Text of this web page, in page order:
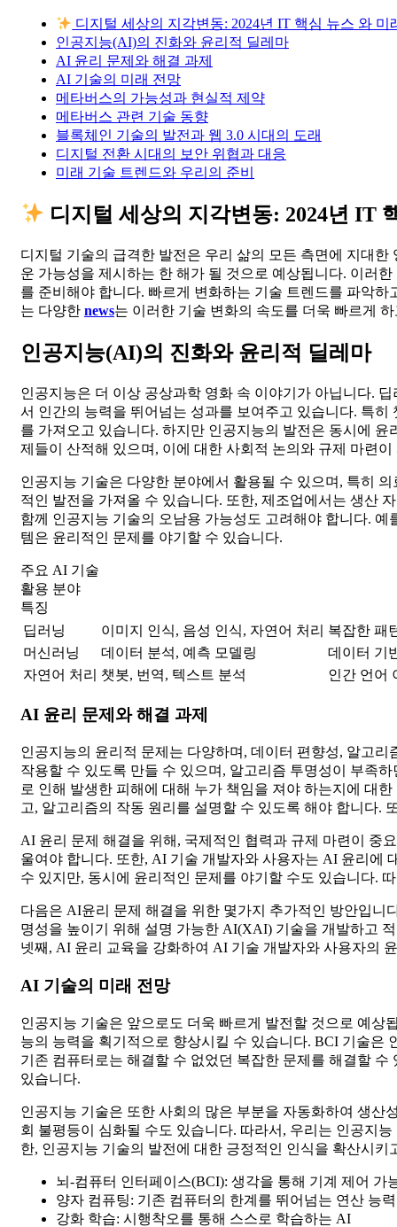
디지털 세상의 지각변동: 2024년 IT 핵심 뉴스 와
인공지능(AI)의 진화와 윤리적 딜레마
AI 윤리 문제와 해결 과제
AI 기술의 미래 전망
메타버스의 가능성과 현실적 제약
메타버스 관련 기술 동향
블록체인 기술의 발전과 웹 3.0 시대의 도래
디지털 전환 시대의 보안 위협과 대응
미래 기술 트렌드와 우리의 준비
디지털 세상의 지각변동: 2024년 IT
디지털 기술의 급격한 발전은 우리 삶의 모든 측면에 지대
운 가능성을 제시하는 한 해가 될 것으로 예상됩니다. 이러
를 준비해야 합니다. 빠르게 변화하는 기술 트렌드를 파악
는 다양한 news는 이러한 기술 변화의 속도를 더욱 빠르게
인공지능(AI)의 진화와 윤리적 딜레마
인공지능은 더 이상 공상과학 영화 속 이야기가 아닙니다.
서 인간의 능력을 뛰어넘는 성과를 보여주고 있습니다. 특
를 가져오고 있습니다. 하지만 인공지능의 발전은 동시에
제들이 산적해 있으며, 이에 대한 사회적 논의와 규제 마련이
인공지능 기술은 다양한 분야에서 활용될 수 있으며, 특히
적인 발전을 가져올 수 있습니다. 또한, 제조업에서는 생산
함께 인공지능 기술의 오남용 가능성도 고려해야 합니다.
템은 윤리적인 문제를 야기할 수 있습니다.
주요 AI 기술
활용 분야
특징
딥러닝
이미지 인식, 음성 인식, 자연어 처리 복잡한 패
머신러닝
데이터 분석, 예측 모델링
데이터 기
자연어 처리 챗봇, 번역, 텍스트 분석 인간 언어
AI 윤리 문제와 해결 과제
인공지능의 윤리적 문제는 다양하며, 데이터 편향성, 알고
작용할 수 있도록 만들 수 있으며, 알고리즘 투명성이 부족
로 인해 발생한 피해에 대해 누가 책임을 져야 하는지에 대
고, 알고리즘의 작동 원리를 설명할 수 있도록 해야 합니다.
AI 윤리 문제 해결을 위해, 국제적인 협력과 규제 마련이 중
울여야 합니다. 또한, AI 기술 개발자와 사용자는 AI 윤리에
수 있지만, 동시에 윤리적인 문제를 야기할 수도 있습니다.
다음은 AI윤리 문제 해결을 위한 몇가지 추가적인 방안입니
명성을 높이기 위해 설명 가능한 AI(XAI) 기술을 개발하고
넷째, AI 윤리 교육을 강화하여 AI 기술 개발자와 사용자의
AI 기술의 미래 전망
인공지능 기술은 앞으로도 더욱 빠르게 발전할 것으로 예상
능의 능력을 획기적으로 향상시킬 수 있습니다. BCI 기술은
기존 컴퓨터로는 해결할 수 없었던 복잡한 문제를 해결할
있습니다.
인공지능 기술은 또한 사회의 많은 부분을 자동화하여 생산
회 불평등이 심화될 수도 있습니다. 따라서, 우리는 인공지
한, 인공지능 기술의 발전에 대한 긍정적인 인식을 확산시
뇌-컴퓨터 인터페이스(BCI): 생각을 통해 기계 제어 가
양자 컴퓨팅: 기존 컴퓨터의 한계를 뛰어넘는 연산 능력
강화 학습: 시행착오를 통해 스스로 학습하는 AI